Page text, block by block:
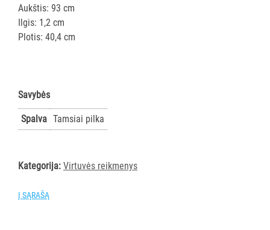
ĮRANGA
MAISTO
PRAMONEI
IR
JO
GAMINIAI
IR
Aukštis: 93 cm
Ilgis: 1,2 cm
Plotis: 40,4 cm
Savybės
Spalva Tamsiai pilka
Kategorija: Virtuvės reikmenys
Į SĄRAŠĄ